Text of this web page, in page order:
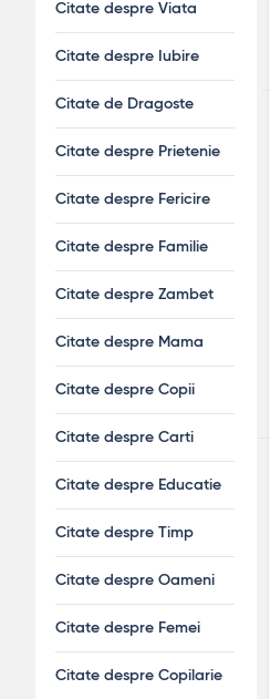
Citate despre Viata
Citate despre Iubire
Citate de Dragoste
Citate despre Prietenie
Citate despre Fericire
Citate despre Familie
Citate despre Zambet
Citate despre Mama
Citate despre Copii
Citate despre Carti
Citate despre Educatie
Citate despre Timp
Citate despre Oameni
Citate despre Femei
Citate despre Copilarie